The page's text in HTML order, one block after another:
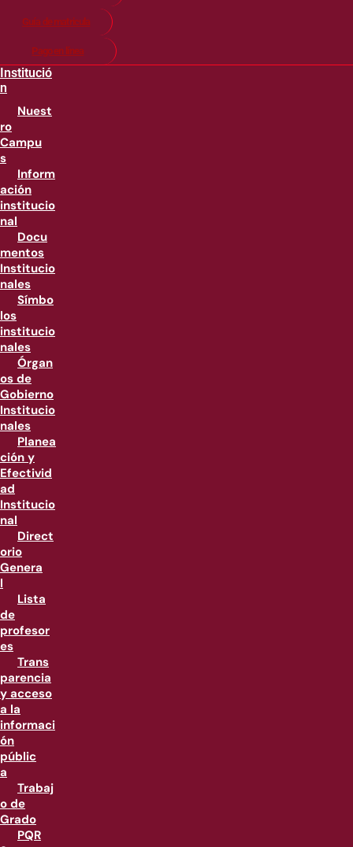
Guía de matricula
Pago en línea
Institució
n
Nuest
ro
Campu
s
Inform
ación
institucio
nal
Docu
mentos
Institucio
nales
Símbo
los
institucio
nales
Órgan
os de
Gobierno
Institucio
nales
Planea
ción y
Efectivid
ad
Institucio
nal
Direct
orio
Genera
l
Lista
de
profesor
es
Trans
parencia
y acceso
a la
informaci
ón
públic
a
Trabaj
o de
Grado
PQR